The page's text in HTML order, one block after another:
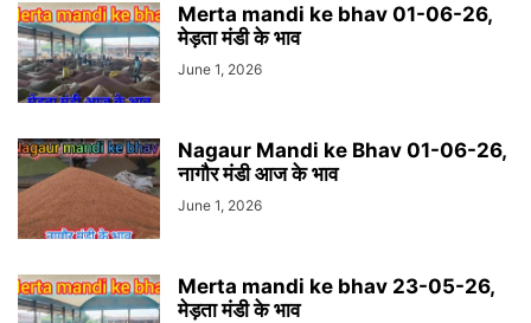
Merta mandi ke bhav 01-06-26,
मेड़ता मंडी के भाव
June 1, 2026
Nagaur Mandi ke Bhav 01-06-26,
नागौर मंडी आज के भाव
June 1, 2026
Merta mandi ke bhav 23-05-26,
मेड़ता मंडी के भाव